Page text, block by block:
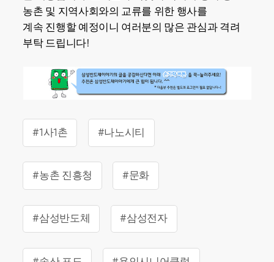
농촌 및 지역사회와의 교류를 위한 행사를
계속 진행할 예정이니 여러분의 많은 관심과 격려
부탁 드립니다!
#1사1촌 #나노시티
#농촌 진흥청 #문화
#삼성반도체 #삼성전자